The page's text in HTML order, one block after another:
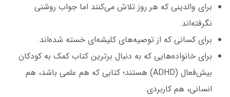
برای والدینی که هر روز تلاش می‌کنند اما جواب روشنی
نگرفته‌اند.
برای کسانی که از توصیه‌های کلیشه‌ای خسته شده‌اند.
برای خانواده‌هایی که به دنبال برترین کتاب کمک به کودکان
بیش‌فعال (ADHD) هستند؛ کتابی که هم علمی باشد، هم
انسانی، هم کاربردی.